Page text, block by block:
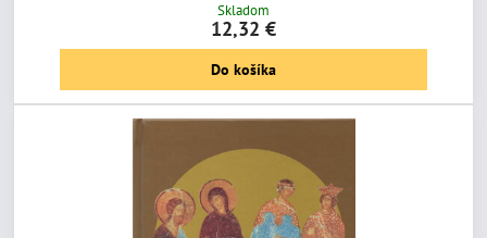
Skladom
12,32 €
Do košíka